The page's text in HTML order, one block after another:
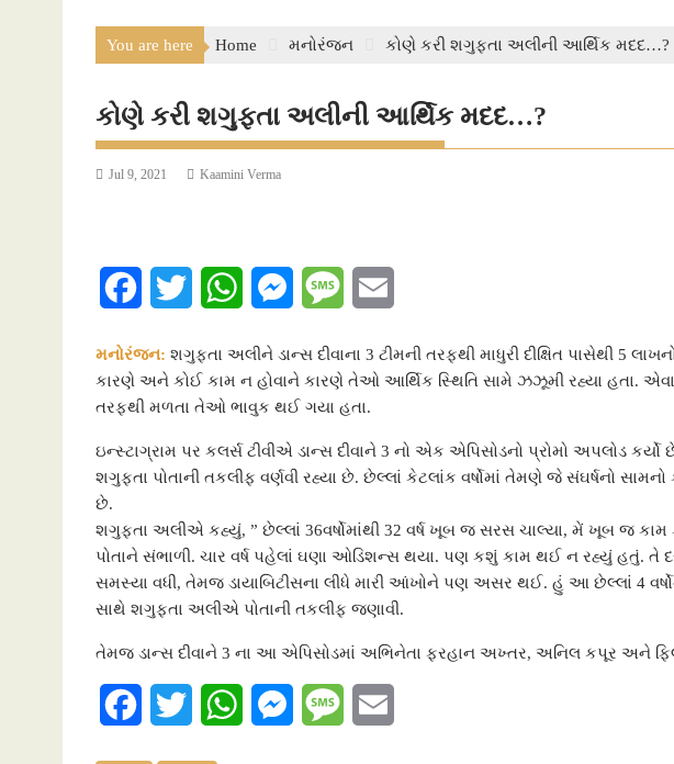
You are here Home મનોરંજન કોણે કરી શગુફતા અલીની આર્થિક મદદ…?
કોણે કરી શગુફતા અલીની આર્થિક મદદ…?
Jul 9, 2021 Kaamini Verma
e
b
o
k
i
t
t
r
W
t
s
p
p
M
s
s
e
g
e
r
s
a
e
l
મનોરંજન: શગુફતા અલીને ડાન્સ દીવાના 3 ટીમની તરફથી માધુરી દીક્ષિત પાસેથી 5
કારણે અને કોઈ કામ ન હોવાને કારણે તેઓ આર્થિક સ્થિતિ સામે ઝઝૂમી રહ્યા હતા.
તરફથી મળતા તેઓ ભાવુક થઈ ગયા હતા.
ઇન્સ્ટાગ્રામ પર કલર્સ ટીવીએ ડાન્સ દીવાને 3 નો એક એપિસોડનો પ્રોમો અપલોડ
શગુફતા પોતાની તકલીફ વર્ણવી રહ્યા છે. છેલ્લાં કેટલાંક વર્ષોમાં તેમણે જે સંઘર્ષનો
છે.
શગુફતા અલીએ કહ્યું, ” છેલ્લાં 36વર્ષોમાંથી 32 વર્ષ ખૂબ જ સરસ ચાલ્યા, મેં ખૂબ જ કામ
પોતાને સંભાળી. ચાર વર્ષ પહેલાં ઘણા ઓડિશન્સ થયા. પણ કશું કામ થઈ ન રહ્યું હતું. તે
સમસ્યા વધી, તેમજ ડાયાબિટીસના લીધે મારી આંખોને પણ અસર થઈ. હું આ છેલ્લાં 4
સાથે શગુફતા અલીએ પોતાની તકલીફ જણાવી.
તેમજ ડાન્સ દીવાને 3 ના આ એપિસોડમાં અભિનેતા ફરહાન અખ્તર, અનિલ કપૂર અને ફિલ્મ
W M